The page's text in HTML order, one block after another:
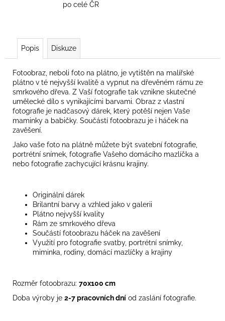
po celé ČR
Popis Diskuze
Fotoobraz, neboli foto na plátno, je vytištěn na malířské
plátno v té nejvyšší kvalitě a vypnut na dřevěném rámu ze
smrkového dřeva. Z Vaší fotografie tak vznikne skutečné
umělecké dílo s vynikajícími barvami. Obraz z vlastní
fotografie je nadčasový dárek, který potěší nejen Vaše
maminky a babičky. Součástí fotoobrazu je i háček na
zavěšení.
Jako vaše foto na plátně můžete být svatební fotografie,
portrétní snímek, fotografie Vašeho domácího mazlíčka a
nebo fotografie zachycující krásnu krajiny.
Originální dárek
Brilantní barvy a vzhled jako v galerii
Plátno nejvyšší kvality
Rám ze smrkového dřeva
Součástí fotoobrazu háček na zavěšení
Využití pro fotografie svatby, portrétní snímky,
miminka, rodiny, domácí mazlíčky a krajiny
Rozměr fotoobrazu: 70x100 cm
Doba výroby je 2-7 pracovních dní od zaslání fotografie.